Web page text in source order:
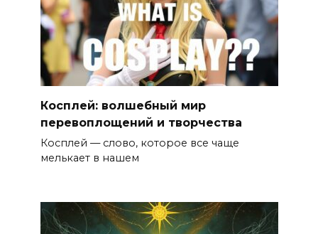
Косплей: волшебный мир
перевоплощений и творчества
Косплей — слово, которое все чаще
мелькает в нашем